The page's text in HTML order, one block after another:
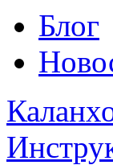
Блог